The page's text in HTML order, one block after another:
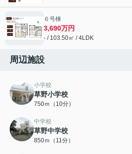
６号棟
3,690万円
- / 103.50㎡ / 4LDK
周辺施設
小学校
草野小学校
750ｍ（10分）
中学校
草野中学校
850ｍ（11分）